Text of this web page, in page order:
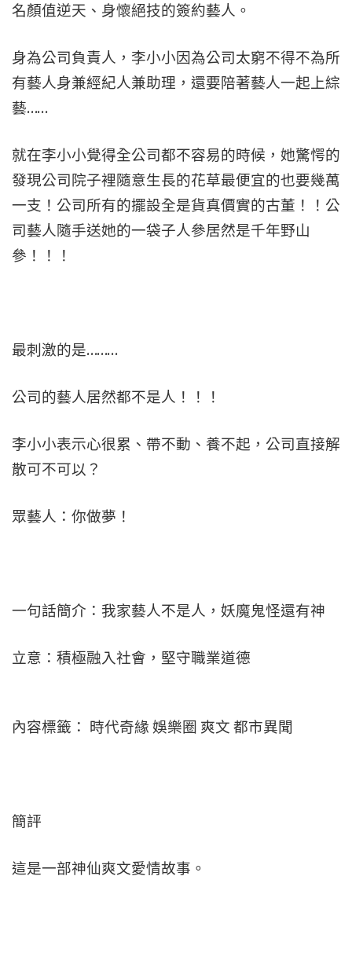
名顏值逆天、身懷絕技的簽約藝人。
身為公司負責人，李小小因為公司太窮不得不為所
有藝人身兼經紀人兼助理，還要陪著藝人一起上綜
藝……
就在李小小覺得全公司都不容易的時候，她驚愕的
發現公司院子裡隨意生長的花草最便宜的也要幾萬
一支！公司所有的擺設全是貨真價實的古董！！公
司藝人隨手送她的一袋子人參居然是千年野山
參！！！
最刺激的是………
公司的藝人居然都不是人！！！
李小小表示心很累、帶不動、養不起，公司直接解
散可不可以？
眾藝人：你做夢！
一句話簡介：我家藝人不是人，妖魔鬼怪還有神
立意：積極融入社會，堅守職業道德
內容標籤： 時代奇緣 娛樂圈 爽文 都市異聞
簡評
這是一部神仙爽文愛情故事。